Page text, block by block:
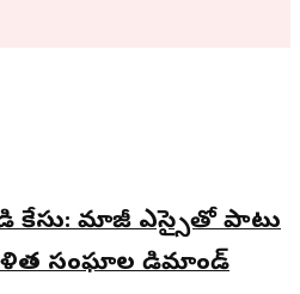
కేసు: మాజీ ఎస్సైతో పాటు
దళిత సంఘాల డిమాండ్